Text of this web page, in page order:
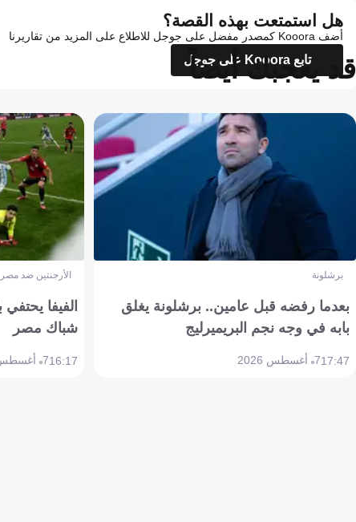
هل استمتعت بهذه القصة؟
أضف Kooora كمصدر مفضل على جوجل للاطلاع على المزيد من تقاريرنا
تابع Kooora على جوجل
قد يعجبك أيضاً
برشلونة
بعدما رفضه قبل عامين.. برشلونة يغلق
بابه في وجه نجم البريميرليج
17:477 أغسطس 2026
الأرجنتين ضد مصر
الفيفا يحتفي
شباك مصر
16:177 أغسطس 2026